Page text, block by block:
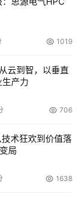
随身伙伴。
1019
云到智，以垂直
产力
706
术狂欢到价值落
局
1638